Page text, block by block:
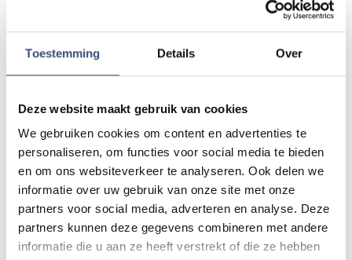
Toestemming Details Over
Deze website maakt gebruik van cookies
We gebruiken cookies om content en advertenties te
personaliseren, om functies voor social media te bieden
en om ons websiteverkeer te analyseren. Ook delen we
informatie over uw gebruik van onze site met onze
partners voor social media, adverteren en analyse. Deze
partners kunnen deze gegevens combineren met andere
informatie die u aan ze heeft verstrekt of die ze hebben
verhaal, een opmerkelijk bericht, iets dat speelt in de buurt
of als je politie of andere hulpdiensten ergens ziet: laat
Mail naar redactie@omroeparchipel.nl
💬 WhatsApp 0187-609512
📞 Bel naar 0187-682630
Foutje gezien of twijfel over een advertentie?
Zie je een fout in dit artikel, werkt iets niet goed of kom je een